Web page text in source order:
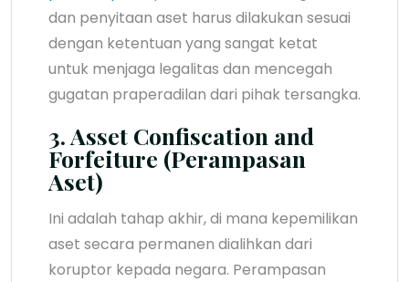
dan penyitaan aset harus dilakukan sesuai
dengan ketentuan yang sangat ketat
untuk menjaga legalitas dan mencegah
gugatan praperadilan dari pihak tersangka.
3. Asset Confiscation and
Forfeiture (Perampasan
Aset)
Ini adalah tahap akhir, di mana kepemilikan
aset secara permanen dialihkan dari
koruptor kepada negara. Perampasan